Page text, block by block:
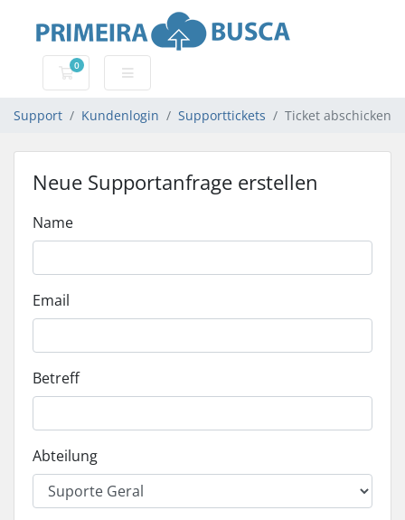
0
Mein Warenkorb
Support Kundenlogin Supporttickets Ticket abschicken
Neue Supportanfrage erstellen
Name
Email
Betreff
Abteilung